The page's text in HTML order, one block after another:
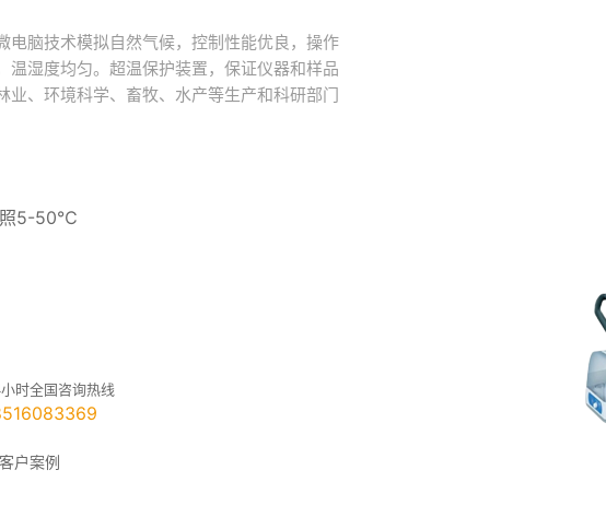
电脑技术模拟自然气候，控制性能优良，操作
温湿度均匀。超温保护装置，保证仪器和样品
业、环境科学、畜牧、水产等生产和科研部门
照5-50℃
时全国咨询热线
客户案例